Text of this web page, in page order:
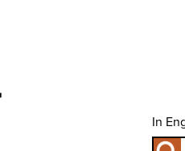
In
Haku: